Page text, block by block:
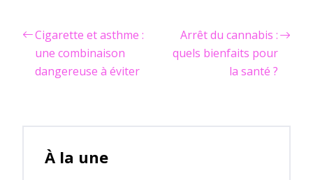
Cigarette et asthme :
une combinaison
dangereuse à éviter
Arrêt du cannabis :
quels bienfaits pour
la santé ?
À la une